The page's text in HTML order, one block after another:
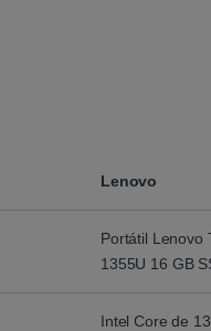
Lenovo
Portátil Lenovo
1355U 16 GB
Intel Core de